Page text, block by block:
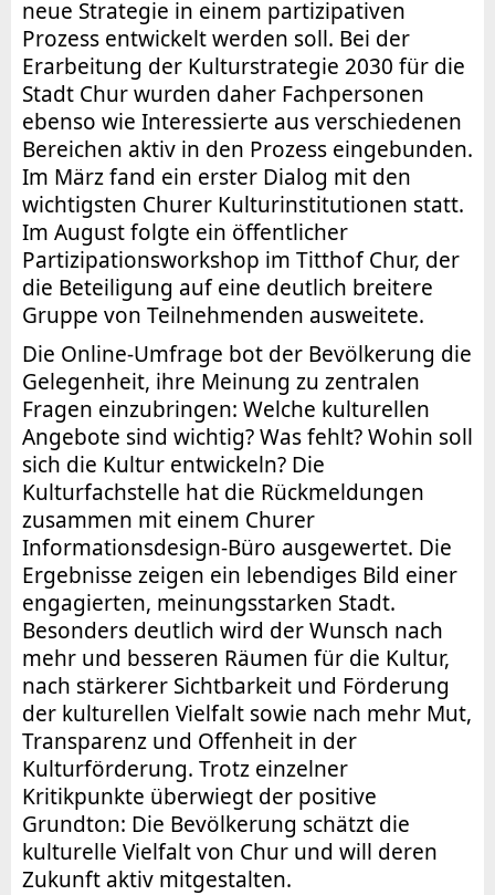
neue Strategie in einem partizipativen
Prozess entwickelt werden soll. Bei der
Erarbeitung der Kulturstrategie 2030 für die
Stadt Chur wurden daher Fachpersonen
ebenso wie Interessierte aus verschiedenen
Bereichen aktiv in den Prozess eingebunden.
Im März fand ein erster Dialog mit den
wichtigsten Churer Kulturinstitutionen statt.
Im August folgte ein öffentlicher
Partizipationsworkshop im Titthof Chur, der
die Beteiligung auf eine deutlich breitere
Gruppe von Teilnehmenden ausweitete.
Die Online-Umfrage bot der Bevölkerung die
Gelegenheit, ihre Meinung zu zentralen
Fragen einzubringen: Welche kulturellen
Angebote sind wichtig? Was fehlt? Wohin soll
sich die Kultur entwickeln? Die
Kulturfachstelle hat die Rückmeldungen
zusammen mit einem Churer
Informationsdesign-Büro ausgewertet. Die
Ergebnisse zeigen ein lebendiges Bild einer
engagierten, meinungsstarken Stadt.
Besonders deutlich wird der Wunsch nach
mehr und besseren Räumen für die Kultur,
nach stärkerer Sichtbarkeit und Förderung
der kulturellen Vielfalt sowie nach mehr Mut,
Transparenz und Offenheit in der
Kulturförderung. Trotz einzelner
Kritikpunkte überwiegt der positive
Grundton: Die Bevölkerung schätzt die
kulturelle Vielfalt von Chur und will deren
Zukunft aktiv mitgestalten.